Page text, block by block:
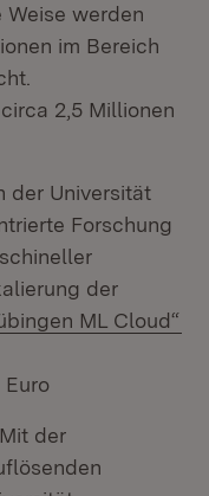
werden
im Bereich
2,5 Millionen
in neuem
der Universität
Forschung
der
ML Cloud“
in neuem
der